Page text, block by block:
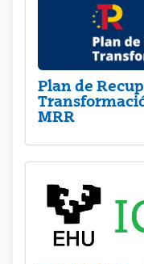
Plan de
MRR